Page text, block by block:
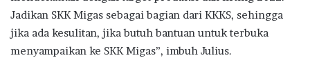
Jadikan SKK Migas sebagai bagian dari KKKS, sehingga
jika ada kesulitan, jika butuh bantuan untuk terbuka
menyampaikan ke SKK Migas”, imbuh Julius.